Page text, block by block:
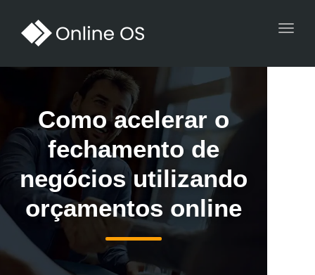
Como acelerar o
fechamento de
negócios utilizando
orçamentos online